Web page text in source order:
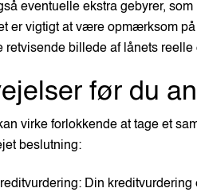
eventuelle ekstra gebyrer,
er vigtigt at være opmærksom
retvisende billede af lånets reelle
før du
virke forlokkende at tage et
beslutning:
Din